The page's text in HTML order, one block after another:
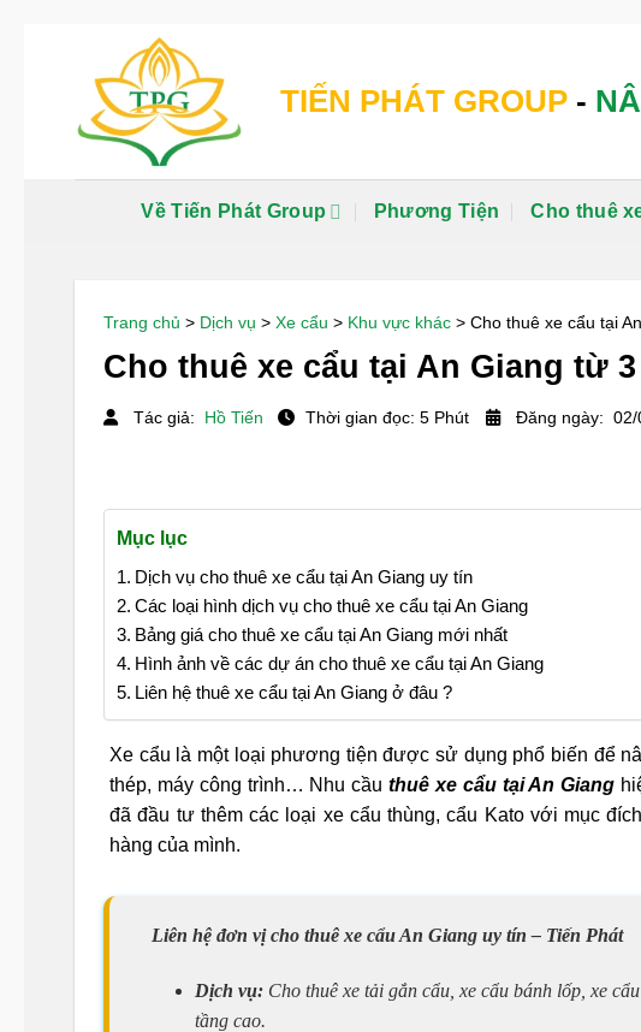
TIẾN PHÁT GROUP -
Về Tiến Phát Group Phương Tiện Cho thuê
Trang chủ > Dịch vụ > Xe cẩu > Khu vực khác > Cho thuê xe cẩu tại
Cho thuê xe cẩu tại An Giang từ
Tác giả: Hồ Tiến Thời gian đọc: 5 Phút Đăng ngày: 02/
Mục lục
Dịch vụ cho thuê xe cẩu tại An Giang uy tín
Các loại hình dịch vụ cho thuê xe cẩu tại An Giang
Bảng giá cho thuê xe cẩu tại An Giang mới nhất
Hình ảnh về các dự án cho thuê xe cẩu tại An Giang
Liên hệ thuê xe cẩu tại An Giang ở đâu ?
Xe cẩu là một loại phương tiện được sử dụng phổ biến để
thép, máy công trình… Nhu cầu thuê xe cẩu tại An Giang
đã đầu tư thêm các loại xe cẩu thùng, cẩu Kato với mục
hàng của mình.
Liên hệ đơn vị cho thuê xe cẩu An Giang uy tín – Tiến Phát
Dịch vụ: Cho thuê xe tải gắn cẩu, xe cẩu bánh lốp, xe
tầng cao.